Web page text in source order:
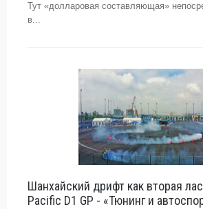
Тут «долларовая составляющая»
в...
Шанхайский дрифт как вторая
Pacific D1 GP - «Тюнинг и